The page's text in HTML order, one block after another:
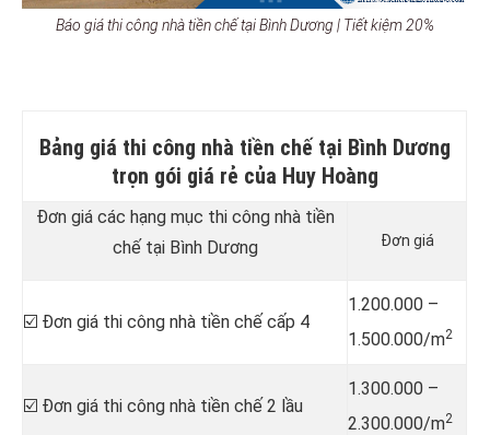
Báo giá thi công nhà tiền chế tại Bình Dương | Tiết kiệm 20%
Bảng giá thi công nhà tiền chế tại Bình Dương
trọn gói giá rẻ của Huy Hoàng
Đơn giá các hạng mục thi công nhà tiền
chế tại Bình Dương
Đơn giá
☑️ Đơn giá thi công nhà tiền chế cấp 4
1.200.000 –
1.500.000/m2
☑️ Đơn giá thi công nhà tiền chế 2 lầu
1.300.000 –
2.300.000/m2